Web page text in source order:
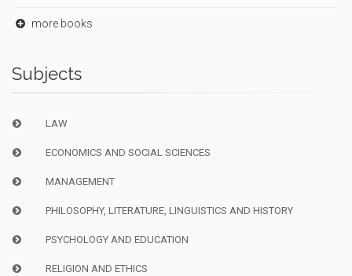
more books
Subjects
LAW
ECONOMICS AND SOCIAL SCIENCES
MANAGEMENT
PHILOSOPHY, LITERATURE, LINGUISTICS AND HISTORY
PSYCHOLOGY AND EDUCATION
RELIGION AND ETHICS